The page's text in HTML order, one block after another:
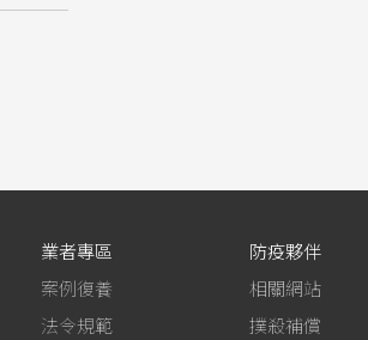
業者專區
案例復養
法令規範
防疫夥伴
相關網站
撲殺補償